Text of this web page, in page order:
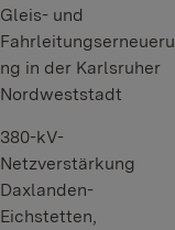
Gleis- und
Fahrleitungserneueru
ng in der Karlsruher
Nordweststadt
380-kV-
Netzverstärkung
Daxlanden-
Eichstetten,